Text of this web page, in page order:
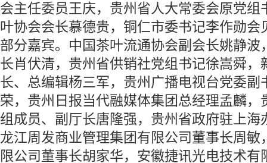
会主任委员王庆，贵州省人大常委会原党组
叶协会会长慕德贵，铜仁市委书记李作勋会
部分嘉宾。中国茶叶流通协会副会长姚静波
长肖伏清，贵州省供销社党组书记徐嵩舜，
长、总编辑杨三军，贵州广播电视台党委副
荣，贵州日报当代融媒体集团总经理孟麟，
组成员、副厅长唐隆强，贵州省政府驻上海
龙江周发商业管理集团有限公司董事长周敏
限公司董事长胡家华，安徽捷讯光电技术有